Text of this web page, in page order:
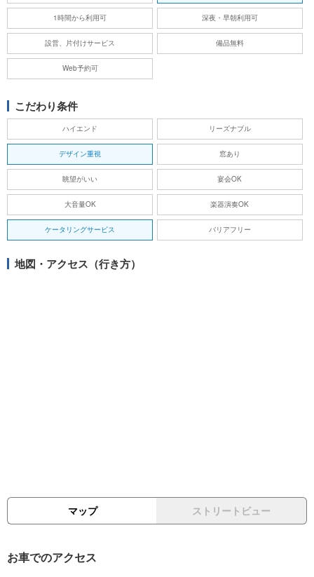
1時間から利用可 深夜・早朝利用可
設営、片付けサービス 備品無料
Web予約可
こだわり条件
ハイエンド リーズナブル
デザイン重視 窓あり
眺望がいい 宴会OK
大音量OK 楽器演奏OK
ケータリングサービス バリアフリー
地図・アクセス（行き方）
マップ ストリートビュー
お車でのアクセス